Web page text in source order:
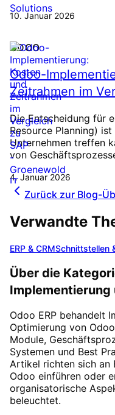
10. Januar 2026
ODOO
Odoo-
Zeitrahmen im
Die Entscheidung für
Resource Planning)
Unternehmen treffen
von
4. Januar 2026
Zurück zur Blog-
Verwandte
ERP & CRMSchnittstellen
Über die
Implementierung
Odoo ERP behandelt
Optimierung von
Module,
Systemen und Best
Artikel richten sich an
Odoo einführen oder
organisatorische
beleuchtet.